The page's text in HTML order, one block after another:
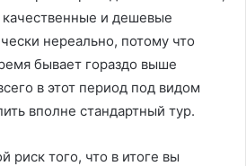
качественные и дешевые
нереально, потому что
бывает гораздо выше
в этот период под видом
вполне стандартный тур.
риск того, что в итоге вы